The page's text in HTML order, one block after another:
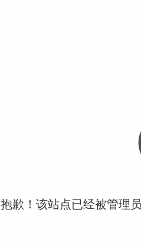
抱歉！该站点已经被管理